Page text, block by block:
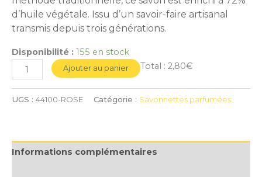
d’huile végétale. Issu d’un savoir-faire artisanal
transmis depuis trois générations.
Disponibilité : 155 en stock
Ajouter au panier Total : 2,80€
UGS : 44100-ROSE Catégorie : Savonnettes parfumées
Informations complémentaires